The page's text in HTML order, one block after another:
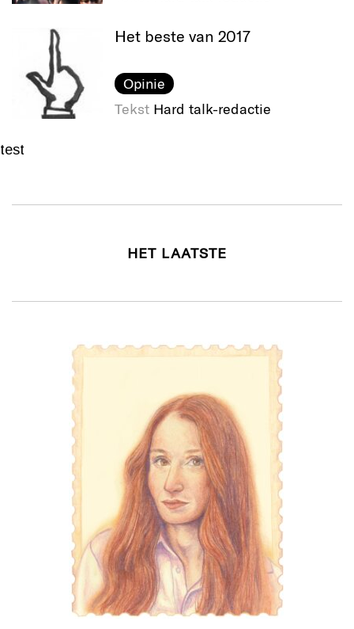
Het beste van 2017
Opinie
Tekst Hard talk-redactie
test
HET LAATSTE